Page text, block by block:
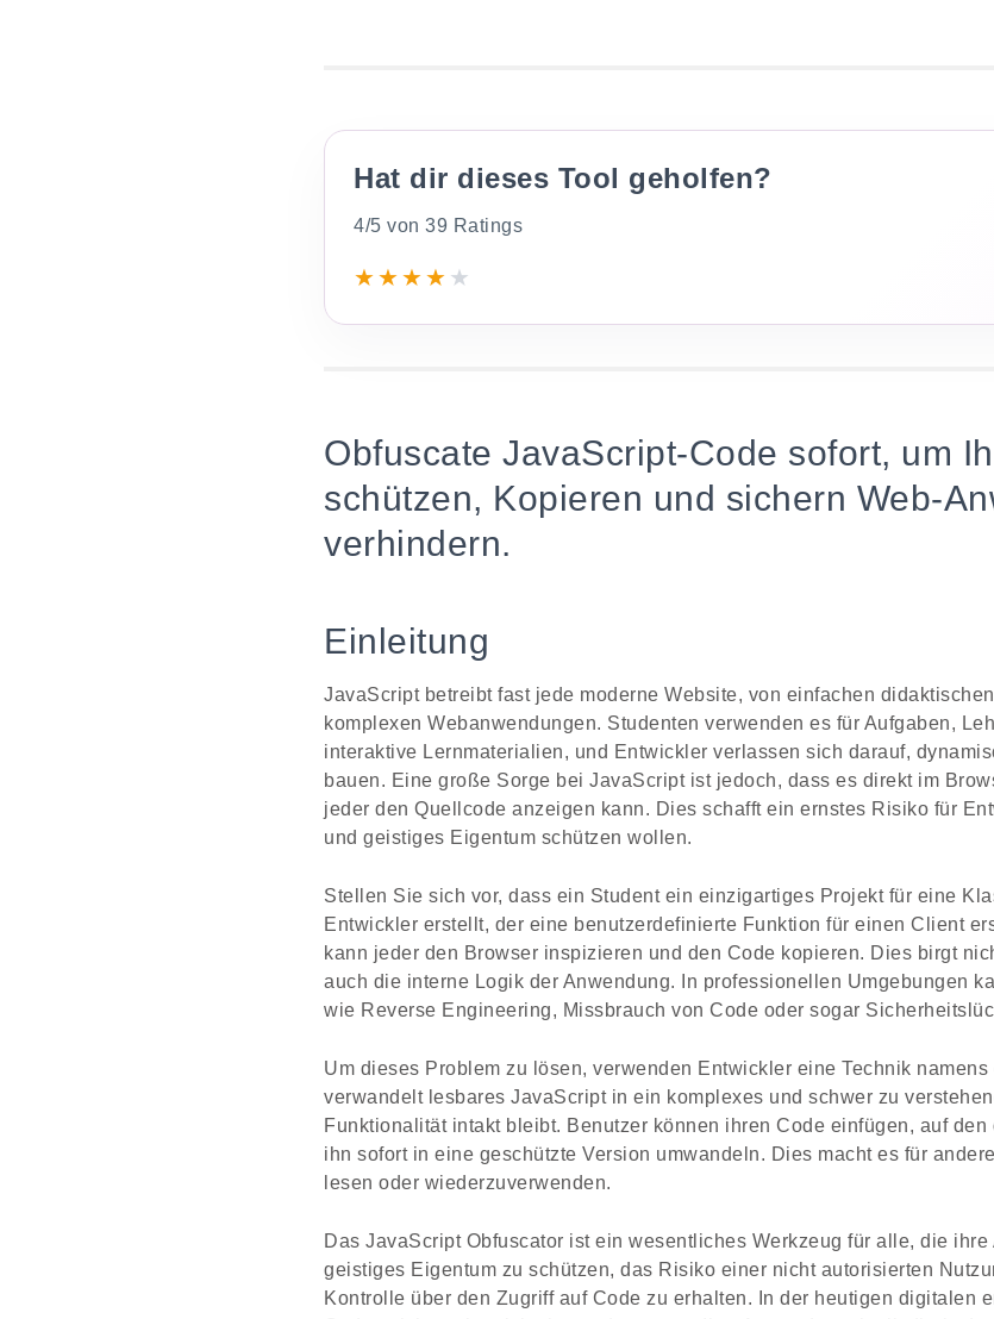
Hat dir dieses Tool geholfen?
4/5 von 39 Ratings
★★★★ ★
Obfuscate JavaScript-Code sofort, um
schützen, Kopieren und sichern Web-
verhindern.
Einleitung
JavaScript betreibt fast jede moderne Website, von einfachen
komplexen Webanwendungen. Studenten verwenden es für Aufgaben,
interaktive Lernmaterialien, und Entwickler verlassen sich darauf,
bauen. Eine große Sorge bei JavaScript ist jedoch, dass es direkt im
jeder den Quellcode anzeigen kann. Dies schafft ein ernstes Risiko für
und geistiges Eigentum schützen wollen.
Stellen Sie sich vor, dass ein Student ein einzigartiges Projekt für eine
Entwickler erstellt, der eine benutzerdefinierte Funktion für einen Client
kann jeder den Browser inspizieren und den Code kopieren. Dies birgt
auch die interne Logik der Anwendung. In professionellen Umgebungen
wie Reverse Engineering, Missbrauch von Code oder sogar
Um dieses Problem zu lösen, verwenden Entwickler eine Technik
verwandelt lesbares JavaScript in ein komplexes und schwer zu
Funktionalität intakt bleibt. Benutzer können ihren Code einfügen, auf
ihn sofort in eine geschützte Version umwandeln. Dies macht es für
lesen oder wiederzuverwenden.
Das JavaScript Obfuscator ist ein wesentliches Werkzeug für alle, die
geistiges Eigentum zu schützen, das Risiko einer nicht autorisierten
Kontrolle über den Zugriff auf Code zu erhalten. In der heutigen digitalen